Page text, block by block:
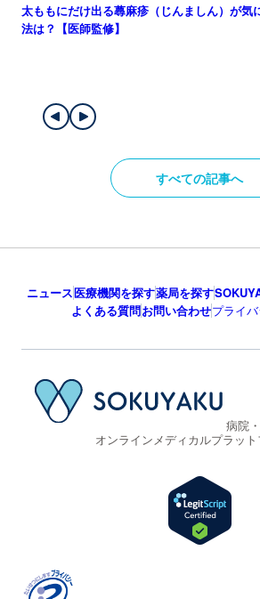
太ももにだけ出る蕁麻疹（じんましん）が気
法は？【医師監修】
すべての記事へ
ニュース医療機関を探す薬局を探す
よくある質問お問い合わせプライ
病院
オンラインメディカルプラッ